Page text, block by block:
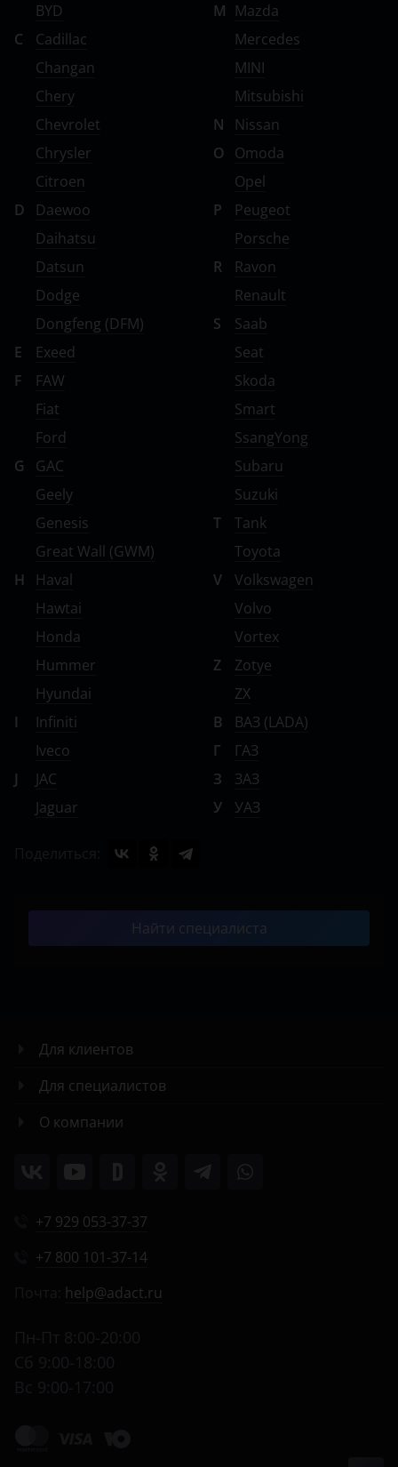
BYD
C
Cadillac
Changan
Chery
Chevrolet
Chrysler
Citroen
D
Daewoo
Daihatsu
Datsun
Dodge
Dongfeng (DFM)
E
Exeed
F
FAW
Fiat
Ford
G
GAC
Geely
Genesis
Great Wall (GWM)
H
Haval
Hawtai
Honda
Hummer
Hyundai
I
Infiniti
Iveco
J
JAC
Jaguar
M Mazda
Mercedes
MINI
Mitsubishi
N
Nissan
O
Omoda
Opel
P
Peugeot
Porsche
R
Ravon
Renault
S
Saab
Seat
Skoda
Smart
SsangYong
Subaru
Suzuki
T
Tank
Toyota
V
Volkswagen
Volvo
Vortex
Z
Zotye
ZX
В
ВАЗ (LADA)
Г
ГАЗ
З
ЗАЗ
У
УАЗ
Найти специалиста
Для клиентов
Для специалистов
О компании
+7 929 053-37-37
+7 800 101-37-14
help@adact.ru